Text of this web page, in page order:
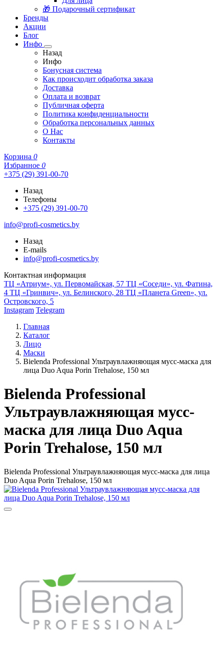
🎁 Подарочный сертификат
Бренды
Акции
Блог
Инфо
Назад
Инфо
Бонусная система
Как происходит обработка заказа
Доставка
Оплата и возврат
Публичная оферта
Политика конфиденциальности
Обработка персональных данных
О Нас
Контакты
Корзина 0
Избранное 0
+375 (29) 391-00-70
Назад
Телефоны
+375 (29) 391-00-70
info@profi-cosmetics.by
Назад
E-mails
info@profi-cosmetics.by
Контактная информация
ТЦ «Атриум», ул. Первомайская, 57 ТЦ «Соседи», ул. Фатина,
4 ТЦ «Гринвич», ул. Белинского, 28 ТЦ «Планета Green», ул.
Островского, 5
Instagram Telegram
Главная
Каталог
Лицо
Маски
Bielenda Professional Ультраувлажняющая мусс-маска для
лица Duo Aqua Porin Trehalose, 150 мл
Bielenda Professional
Ультраувлажняющая мусс-
маска для лица Duo Aqua
Porin Trehalose, 150 мл
Bielenda Professional Ультраувлажняющая мусс-маска для лица
Duo Aqua Porin Trehalose, 150 мл